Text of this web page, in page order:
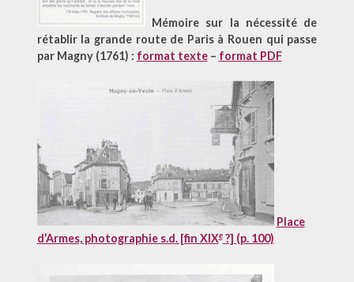
Mémoire sur la nécessité de
rétablir la grande route de Paris à Rouen qui passe
par Magny (1761) : format texte– format PDF
Place
d’Armes, photographie s.d. [fin XIXe?] (p. 100)